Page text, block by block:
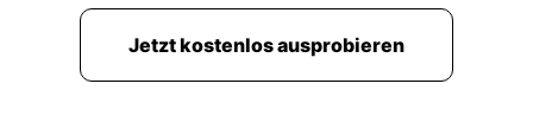
Jetzt kostenlos ausprobieren